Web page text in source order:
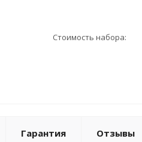
Стоимость набора:
Гарантия Отзывы